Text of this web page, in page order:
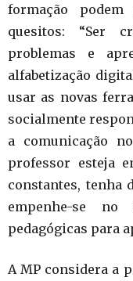
formação
quesitos: “Ser
problemas e
alfabetização
usar as novas
socialmente
a comunicação
professor esteja
constantes, tenha
empenhe-se no
pedagógicas para
A MP considera a